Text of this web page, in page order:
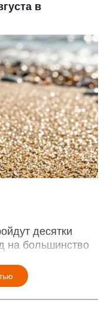
в
десятки
на большинство